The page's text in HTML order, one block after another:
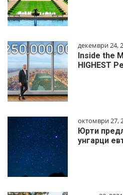
декември 24,
Inside the
HIGHEST
октомври 27,
Юрти
унгарци